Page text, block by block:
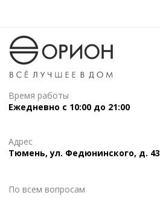
Время работы
Ежедневно с 10:00 до 21:00
Адрес
Тюмень, ул. Федюнинского, д. 43
По всем вопросам